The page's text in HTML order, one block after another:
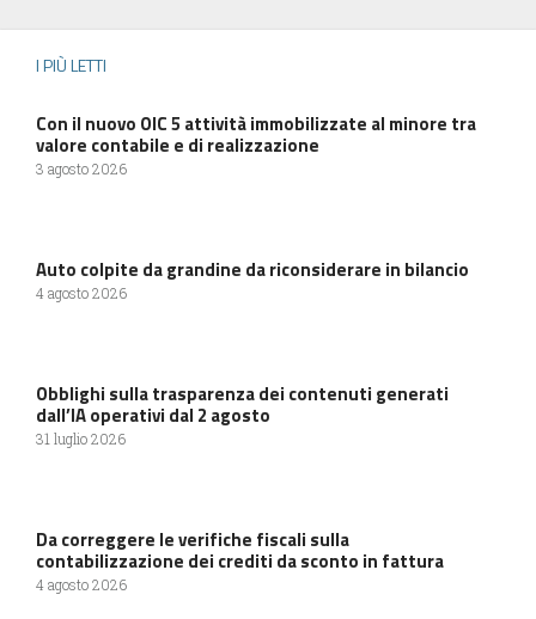
I PIÙ LETTI
Con il nuovo OIC 5 attività immobilizzate al minore tra
valore contabile e di realizzazione
3 agosto 2026
Auto colpite da grandine da riconsiderare in bilancio
4 agosto 2026
Obblighi sulla trasparenza dei contenuti generati
dall’IA operativi dal 2 agosto
31 luglio 2026
Da correggere le verifiche fiscali sulla
contabilizzazione dei crediti da sconto in fattura
4 agosto 2026